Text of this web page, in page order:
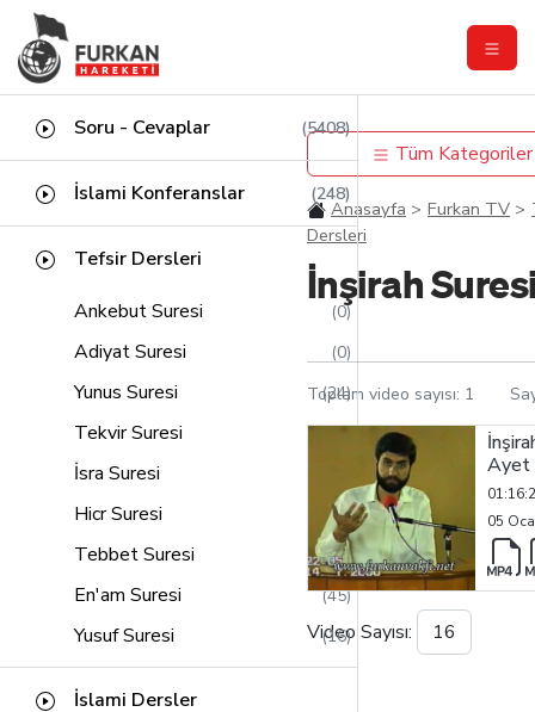
Soru - Cevaplar (5408)
İslami Konferanslar (248)
Tefsir Dersleri
Ankebut Suresi
(0)
Adiyat Suresi (0)
Yunus Suresi (24)
Tekvir Suresi (2)
İsra Suresi
Hicr Suresi (9)
Tebbet Suresi (1)
En'am Suresi (45)
Yusuf Suresi (16)
Kasas Suresi
İslami Dersler
Tüm Kategoriler
Anasayfa Furkan TV
Dersleri
İnşirah
Toplam video sayısı: 1
05
Video Sayısı: